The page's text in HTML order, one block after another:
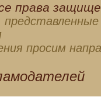
права
просим